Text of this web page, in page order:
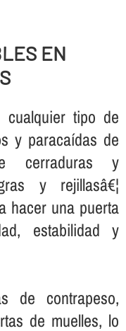
EN
tipo de
y paracaí­das de
cerraduras y
y rejillasâ€¦
hacer una puerta
estabilidad y
de contrapeso,
de muelles, lo